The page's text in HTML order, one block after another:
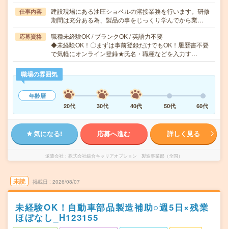
仕事内容
建設現場にある油圧ショベルの溶接業務を行います。研修
期間は充分ある為、製品の事をじっくり学んでから業…
応募資格
職種未経験OK / ブランクOK / 英語力不要
◆未経験OK！〇まずは事前登録だけでもOK！履歴書不要
で気軽にオンライン登録★氏名・職種などを入力す…
職場の雰囲気
年齢層
20代
30代 40代 50代 60代
気になる! 応募へ進む 詳しく見る
派遣会社 株式会社綜合キャリアオプション 製造事業部（全国）
未読 掲載日 2026/08/07
未経験OK！自動車部品製造補助○週5日×残業
ほぼなし_H123155